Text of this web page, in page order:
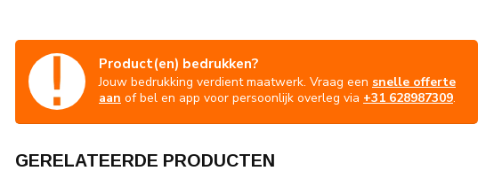
Product(en) bedrukken?
Jouw bedrukking verdient maatwerk. Vraag een snelle offerte
aan of bel en app voor persoonlijk overleg via +31 628987309.
GERELATEERDE PRODUCTEN